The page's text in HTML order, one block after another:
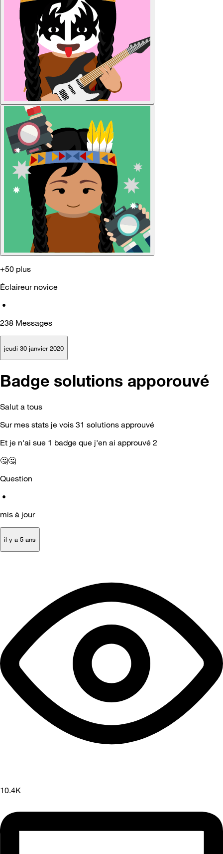
+50 plus
Éclaireur novice
•
238 Messages
jeudi 30 janvier 2020
Badge solutions apporouvé
Salut a tous
Sur mes stats je vois 31 solutions approuvé
Et je n'ai sue 1 badge que j'en ai approuvé 2
🤔🤔
Question
•
mis à jour
il y a 5 ans
10.4K